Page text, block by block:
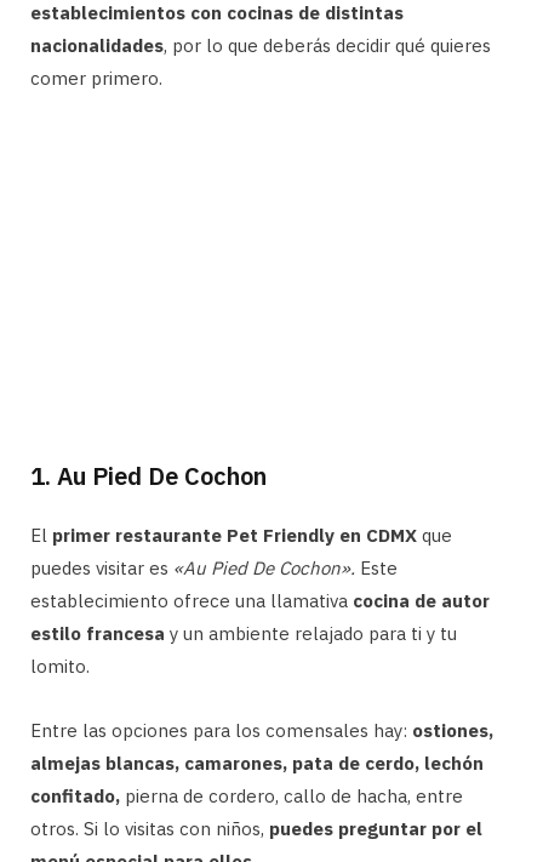
establecimientos con cocinas de distintas
nacionalidades, por lo que deberás decidir qué quieres
comer primero.
1. Au Pied De Cochon
El primer restaurante Pet Friendly en CDMX que
puedes visitar es «Au Pied De Cochon». Este
establecimiento ofrece una llamativa cocina de autor
estilo francesa y un ambiente relajado para ti y tu
lomito.
Entre las opciones para los comensales hay: ostiones,
almejas blancas, camarones, pata de cerdo, lechón
confitado, pierna de cordero, callo de hacha, entre
otros. Si lo visitas con niños, puedes preguntar por el